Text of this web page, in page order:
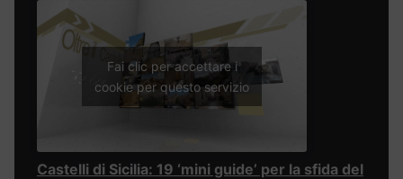
Fai clic per accettare i
cookie per questo servizio
Castelli di Sicilia: 19 ‘mini guide’ per la sfida del